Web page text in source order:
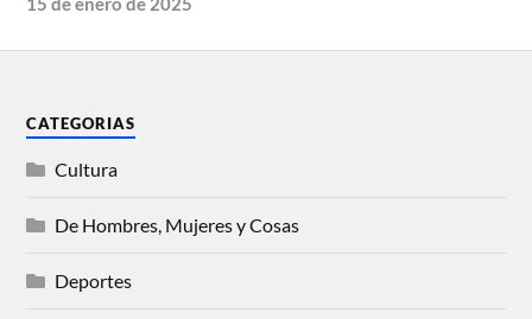
CATEGORIAS
Cultura
De Hombres, Mujeres y Cosas
Deportes